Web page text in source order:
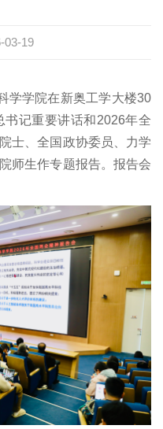
项目
荣誉
职能
办公
室
队伍
办事
指南
专区
制度
规范
文件
03-19
学学院在新奥工学大楼30
记重要讲话和2026年全
士、全国政协委员、力学
师生作专题报告。报告会